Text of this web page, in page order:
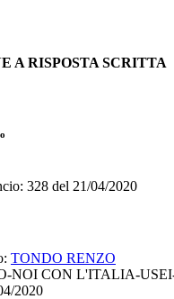
A RISPOSTA SCRITTA
328 del 21/04/2020
TONDO RENZO
NOI CON L'ITALIA-
2020